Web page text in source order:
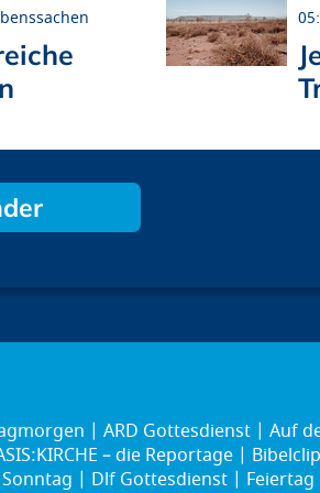
ARD Gottesdienst
Auf
– die Reportage
Dlf Gottesdienst
Feiertag